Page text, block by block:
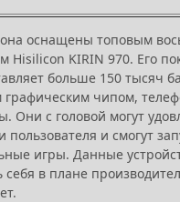
оснащены топовым
Hisilicon KIRIN 970. Его
больше 150 тысяч
графическим чипом,
Они с головой могут
пользователя и смогут
игры. Данные
себя в плане